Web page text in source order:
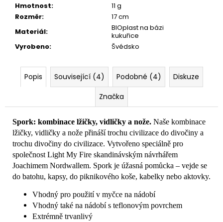
Hmotnost:
11 g
Rozměr:
17 cm
Materiál:
BIOplast na bázi
kukuřice
Vyrobeno: Švédsko
Popis Související (4) Podobné (4)
Diskuze
Značka
Spork: kombinace lžičky, vidličky a nože. Naše kombinace
lžičky, vidličky a nože přináší trochu civilizace do divočiny a
trochu divočiny do civilizace. Vytvořeno speciálně pro
společnost Light My Fire skandinávským návrhářem
Joachimem Nordwallem. Spork je úžasná pomůcka – vejde se
do batohu, kapsy, do piknikového koše, kabelky nebo aktovky.
Vhodný pro použití v myčce na nádobí
Vhodný také na nádobí s teflonovým povrchem
Extrémně trvanlivý